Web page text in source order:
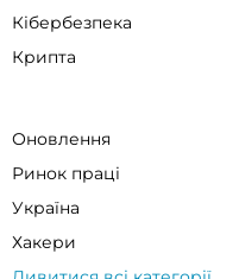
Кібербезпека
Крипта
Оновлення
Ринок праці
Україна
Хакери